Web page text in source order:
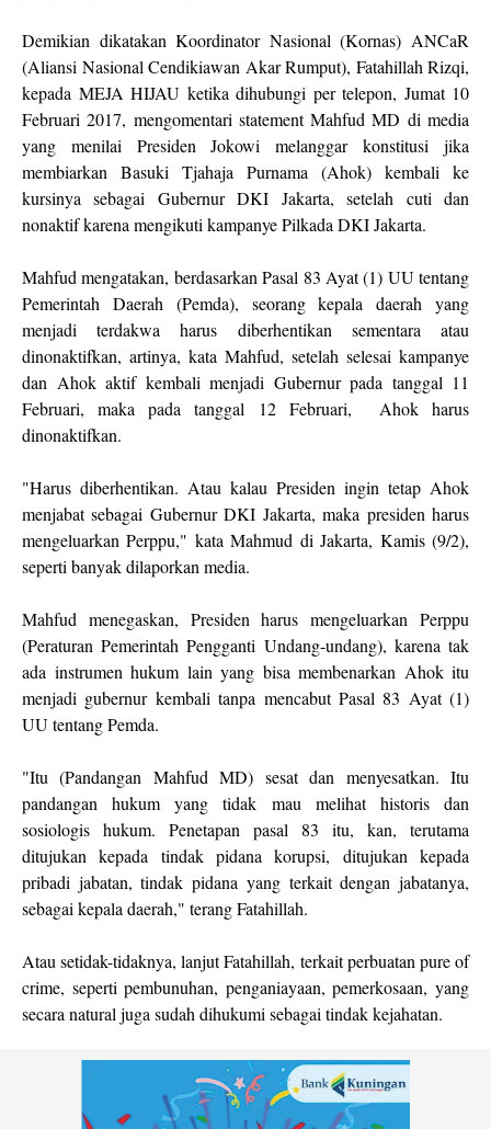
Demikian dikatakan Koordinator Nasional (Kornas) ANCaR
(Aliansi Nasional Cendikiawan Akar Rumput), Fatahillah Rizqi,
kepada MEJA HIJAU ketika dihubungi per telepon, Jumat 10
Februari 2017, mengomentari statement Mahfud MD di media
yang menilai Presiden Jokowi melanggar konstitusi jika
membiarkan Basuki Tjahaja Purnama (Ahok) kembali ke
kursinya sebagai Gubernur DKI Jakarta, setelah cuti dan
nonaktif karena mengikuti kampanye Pilkada DKI Jakarta.
Mahfud mengatakan, berdasarkan Pasal 83 Ayat (1) UU tentang
Pemerintah Daerah (Pemda), seorang kepala daerah yang
menjadi terdakwa harus diberhentikan sementara atau
dinonaktifkan, artinya, kata Mahfud, setelah selesai kampanye
dan Ahok aktif kembali menjadi Gubernur pada tanggal 11
Februari, maka pada tanggal 12 Februari, Ahok harus
dinonaktifkan.
"Harus diberhentikan. Atau kalau Presiden ingin tetap Ahok
menjabat sebagai Gubernur DKI Jakarta, maka presiden harus
mengeluarkan Perppu," kata Mahmud di Jakarta, Kamis (9/2),
seperti banyak dilaporkan media.
Mahfud menegaskan, Presiden harus mengeluarkan Perppu
(Peraturan Pemerintah Pengganti Undang-undang), karena tak
ada instrumen hukum lain yang bisa membenarkan Ahok itu
menjadi gubernur kembali tanpa mencabut Pasal 83 Ayat (1)
UU tentang Pemda.
"Itu (Pandangan Mahfud MD) sesat dan menyesatkan. Itu
pandangan hukum yang tidak mau melihat historis dan
sosiologis hukum. Penetapan pasal 83 itu, kan, terutama
ditujukan kepada tindak pidana korupsi, ditujukan kepada
pribadi jabatan, tindak pidana yang terkait dengan jabatanya,
sebagai kepala daerah," terang Fatahillah.
Atau setidak-tidaknya, lanjut Fatahillah, terkait perbuatan pure of
crime, seperti pembunuhan, penganiayaan, pemerkosaan, yang
secara natural juga sudah dihukumi sebagai tindak kejahatan.